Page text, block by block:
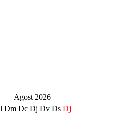
Agost 2026
Dm Dc Dj Dv Ds Dj